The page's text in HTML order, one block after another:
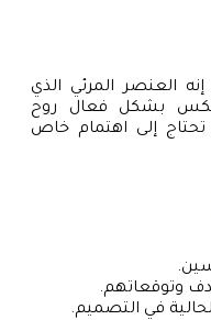
العنصر المرئي الذي
يعكس بشكل فعال روح
تحتاج إلى اهتمام خاص
وتوقعاتهم.
في التصميم.